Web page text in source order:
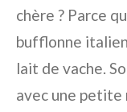
chère ? Parce
bufflonne
lait de vache.
avec une petite